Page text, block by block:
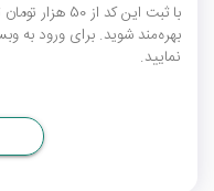
با ثبت این کد
بهره‌مند شوید. برای ورود به
نمایید.